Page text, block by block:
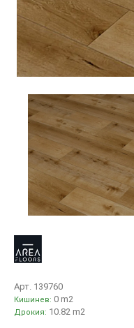
Арт. 139760
Кишинев: 0 m2
Дрокия: 10.82 m2